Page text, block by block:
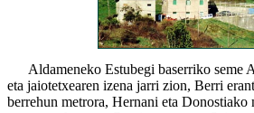
Aldameneko Estubegi baserriko seme
eta jaiotetxearen izena jarri zion, Berri
berrehun metrora, Hernani eta Donostiako